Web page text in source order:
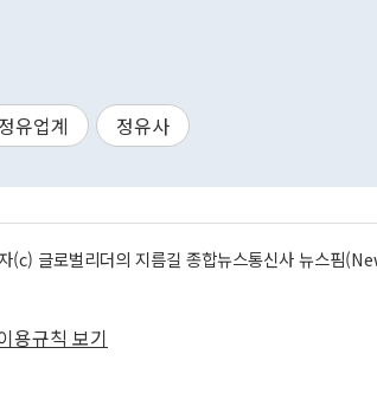
정유업계 정유사
(c) 글로벌리더의 지름길 종합뉴스통신사 뉴스핌
용규칙 보기